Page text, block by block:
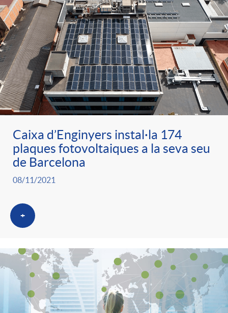
Caixa d’Enginyers instal·la 174
plaques fotovoltaiques a la seva seu
de Barcelona
08/11/2021
+